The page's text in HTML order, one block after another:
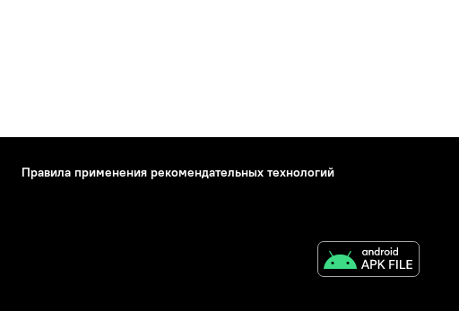
Правила применения рекомендательных технологий